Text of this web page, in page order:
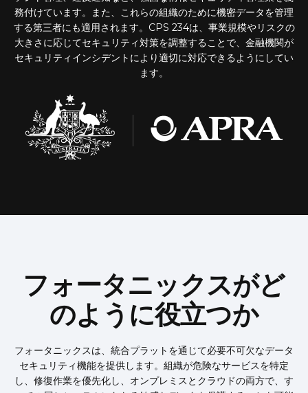
務付けています。また、これらの組織のために機密データを管理
する第三者にも適用されます。CPS 234は、事業規模やリスクの
大きさに応じてセキュリティ対策を調整することで、金融機関が
セキュリティインシデントにより適切に対応できるようにしてい
ます。
フォータニックスがど
のように役立つか
フォータニックスは、 統合プラ ッ ト を通 じて必要不可欠なデータ
セキュ リ テ ィ機能を提供し ます。 組織が危険なサービスを特定
し、 修復作業を優先化し、 オンプレ ミ ス と クラウ ドの両方で、 す